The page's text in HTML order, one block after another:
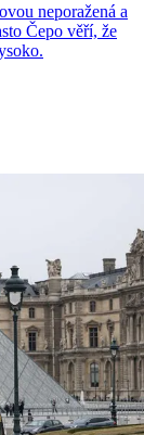
neporažená a
Čepo věří, že